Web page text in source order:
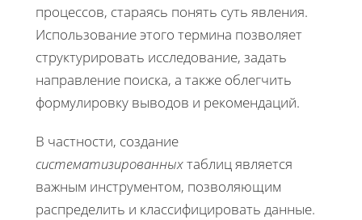
процессов, стараясь понять суть явления.
Использование этого термина позволяет
структурировать исследование, задать
направление поиска, а также облегчить
формулировку выводов и рекомендаций.
В частности, создание
систематизированныхтаблиц является
важным инструментом, позволяющим
распределить и классифицировать данные.